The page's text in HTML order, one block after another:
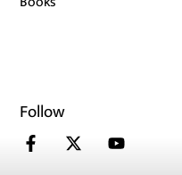
Follow